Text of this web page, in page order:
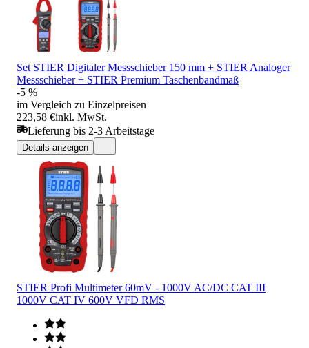
Set STIER Digitaler Messschieber 150 mm + STIER Analoger
Messschieber + STIER Premium Taschenbandmaß
-5 %
im Vergleich zu Einzelpreisen
223,58 €inkl. MwSt.
Lieferung bis 2-3 Arbeitstage
Details anzeigen
STIER Profi Multimeter 60mV - 1000V AC/DC CAT III
1000V CAT IV 600V VFD RMS